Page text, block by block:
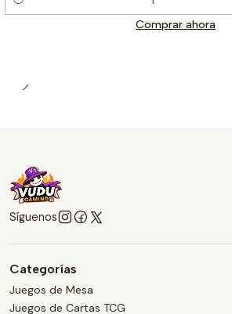
Cantidad
Comprar ahora
Síguenos
Categorías
Juegos de Mesa
Juegos de Cartas TCG